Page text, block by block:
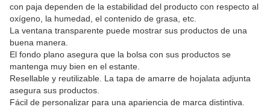
con paja dependen de la estabilidad del producto con respecto al
oxígeno, la humedad, el contenido de grasa, etc.
La ventana transparente puede mostrar sus productos de una
buena manera.
El fondo plano asegura que la bolsa con sus productos se
mantenga muy bien en el estante.
Resellable y reutilizable. La tapa de amarre de hojalata adjunta
asegura sus productos.
Fácil de personalizar para una apariencia de marca distintiva.